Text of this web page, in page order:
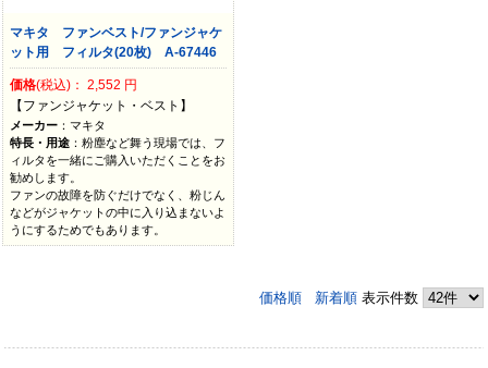
マキタ ファンベスト/ファンジャケ
ット用 フィルタ(20枚) A-67446
価格(税込)：2,552 円
【ファンジャケット・ベスト】
メーカー ：マキタ
特長・用途 ：粉塵など舞う現場では、フ
ィルタを一緒にご購入いただくことをお
勧めします。
ファンの故障を防ぐだけでなく、粉じん
などがジャケットの中に入り込まないよ
うにするためでもあります。
価格順 新着順表示件数